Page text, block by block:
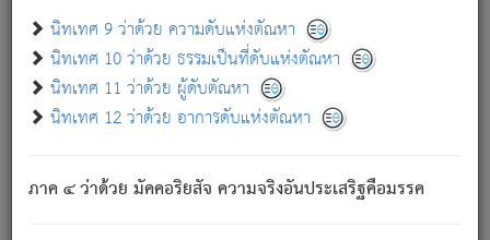
นิทเทศ 9 ว่าด้วย ความดับแห่งตัณหา
นิทเทศ 10 ว่าด้วย ธรรมเป็นที่ดับแห่งตัณหา
นิทเทศ 11 ว่าด้วย ผู้ดับตัณหา
นิทเทศ 12 ว่าด้วย อาการดับแห่งตัณหา
ภาค ๔ ว่าด้วย มัคคอริยสัจ ความจริงอันประเสริฐคือมรรค
- อุ.ขุ. ๒๕/๑๒๑/๘๔.
(ข้อความนี้ เป็นพระพุทธอุทานที่ทรงเปล่งออก ที่โคนต้นโพธิ์
เป็นที่ตรัสรู้ เมื่อตรัสรู้แล้วได้ 7 วัน)